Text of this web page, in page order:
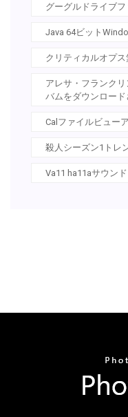
グーグルドライブ
Java 64ビット
クリティカルオプ
アレサ・フランク
バムをダウンロード
Calファイルビュー
殺人シーズン1トレ
Va11 ha11aサウン